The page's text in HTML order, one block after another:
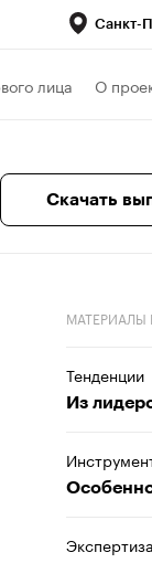
Санкт-
лица О
Скачать
МАТЕРИАЛЫ
Тенденции
Из
Экспертиза